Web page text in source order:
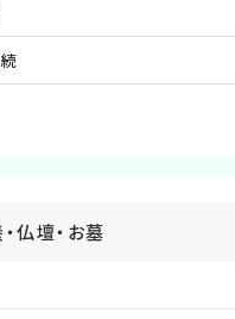
仏壇・お墓